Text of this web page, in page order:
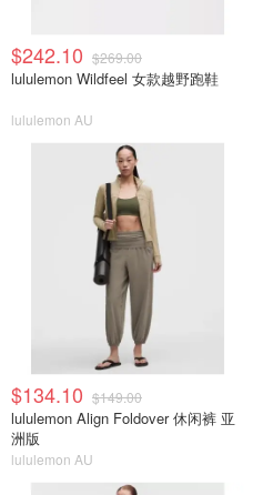
$242.10 $269.00
lululemon Wildfeel 女款越野跑鞋
lululemon AU
$134.10 $149.00
lululemon Align Foldover 休闲裤 亚
洲版
lululemon AU